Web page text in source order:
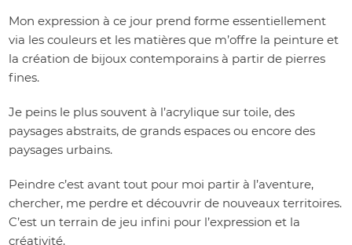
Mon expression à ce jour prend forme essentiellement
via les couleurs et les matières que m’offre la peinture et
la création de bijoux contemporains à partir de pierres
fines.
Je peins le plus souvent à l’acrylique sur toile, des
paysages abstraits, de grands espaces ou encore des
paysages urbains.
Peindre c’est avant tout pour moi partir à l’aventure,
chercher, me perdre et découvrir de nouveaux territoires.
C’est un terrain de jeu infini pour l’expression et la
créativité.